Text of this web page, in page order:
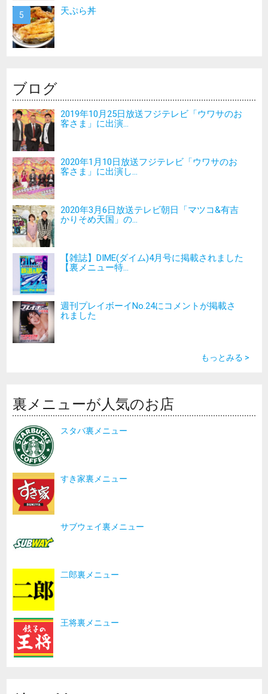
天ぷら丼
ブログ
2019年10月25日放送フジテレビ「ウワサのお
客さま」に出演...
2020年1月10日放送フジテレビ「ウワサのお
客さま」に出演し...
2020年3月6日放送テレビ朝日「マツコ&有吉
かりそめ天国」の...
【雑誌】DIME(ダイム)4月号に掲載されました
【裏メニュー特...
週刊プレイボーイNo.24にコメントが掲載さ
れました
もっとみる >
裏メニューが人気のお店
スタバ裏メニュー
すき家裏メニュー
サブウェイ裏メニュー
二郎裏メニュー
王将裏メニュー